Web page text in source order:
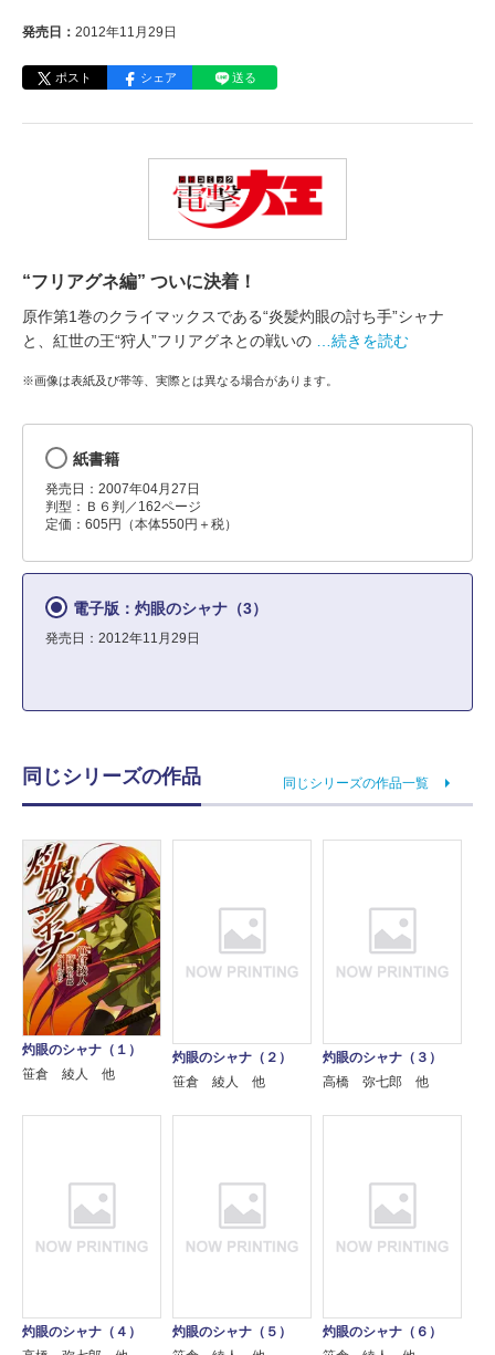
発売日： 2012年11月29日
ポスト シェア 送る
“フリアグネ編” ついに決着！
原作第1巻のクライマックスである“炎髪灼眼の討ち手”シャナ
と、紅世の王“狩人”フリアグネとの戦いの
…続きを読む
※画像は表紙及び帯等、実際とは異なる場合があります。
紙書籍
発売日：2007年04月27日
判型：Ｂ６判／162ページ
定価：605円（本体550円＋税）
電子版：灼眼のシャナ（3）
発売日：2012年11月29日
同じシリーズの作品 同じシリーズの作品一覧
灼眼のシャナ（１）
笹倉 綾人 他
灼眼のシャナ（２）
笹倉 綾人 他
灼眼のシャナ（３）
高橋 弥七郎 他
灼眼のシャナ（４）
灼眼のシャナ（５）
灼眼のシャナ（６）